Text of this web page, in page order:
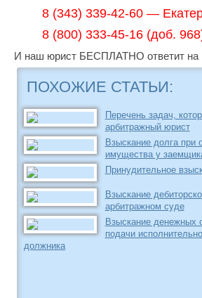
8 (343) 339-42-60 —
8 (800) 333-45-16 (доб.
И наш юрист БЕСПЛАТНО ответит на
ПОХОЖИЕ СТАТЬИ:
Перечень задач,
арбитражный юрист
Взыскание долга при
имущества у
Принудительное
Взыскание
арбитражном суде
Взыскание денежных
подачи
должника